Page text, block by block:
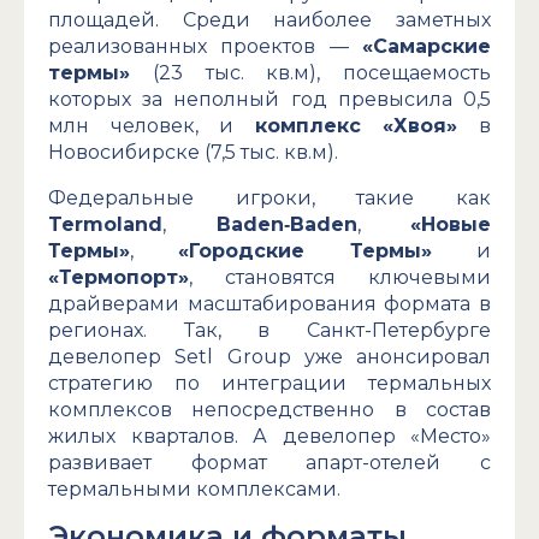
площадей. Среди наиболее заметных
реализованных проектов — «Самарские
термы» (23 тыс. кв.м), посещаемость
которых за неполный год превысила 0,5
млн человек, и комплекс «Хвоя» в
Новосибирске (7,5 тыс. кв.м).
Федеральные игроки, такие как
Termoland , Baden‑Baden, «Новые
Термы», «Городские Термы» и
«Термопорт», становятся ключевыми
драйверами масштабирования формата в
регионах. Так, в Санкт-Петербурге
девелопер Setl Group уже анонсировал
стратегию по интеграции термальных
комплексов непосредственно в состав
жилых кварталов. А девелопер «Место»
развивает формат апарт-отелей с
термальными комплексами.